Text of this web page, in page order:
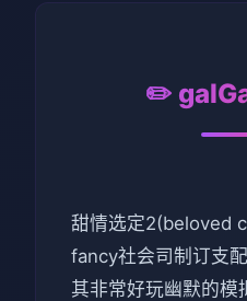
✏️
甜情选定2(beloved
fancy社会司制订支
其非常好玩幽默的模